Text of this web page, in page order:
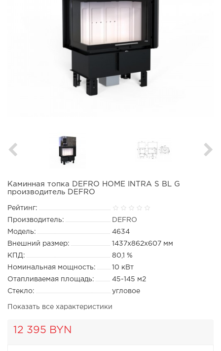
Каминная топка DEFRO HOME INTRA S BL G
производитель DEFRO
Рейтинг:
Производитель:
DEFRO
Модель:
4634
Внешний размер:
1437x862x607 мм
КПД:
80,1 %
Номинальная мощность:
10 кВт
Отапливаемая площадь:
45-145 м2
Стекло:
угловое
Показать все характеристики
12 395 BYN